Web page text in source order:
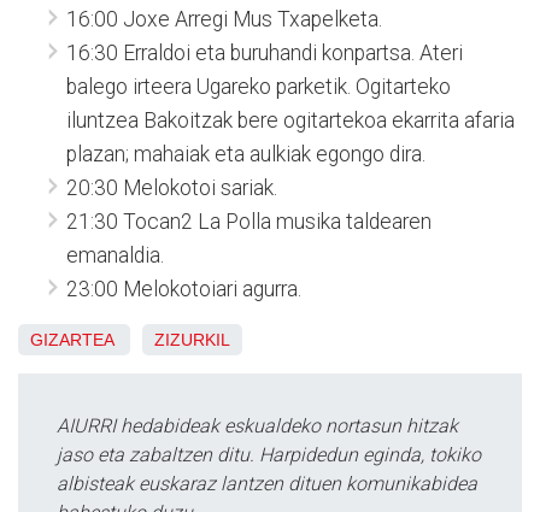
16:00 Joxe Arregi Mus Txapelketa.
16:30 Erraldoi eta buruhandi konpartsa. Ateri
balego irteera Ugareko parketik. Ogitarteko
iluntzea Bakoitzak bere ogitartekoa ekarrita afaria
plazan; mahaiak eta aulkiak egongo dira.
20:30 Melokotoi sariak.
21:30 Tocan2 La Polla musika taldearen
emanaldia.
23:00 Melokotoiari agurra.
GIZARTEA ZIZURKIL
AIURRI hedabideak eskualdeko nortasun hitzak
jaso eta zabaltzen ditu. Harpidedun eginda, tokiko
albisteak euskaraz lantzen dituen komunikabidea